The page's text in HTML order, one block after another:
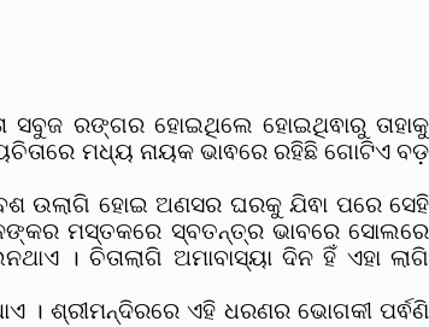
ସବୁଜ ରଙ୍ଗର ହୋଇଥିଲେ ହୋଇଥିଵାରୁ ତାହାକୁ
ମଧ୍ୟ ନାୟକ ଭାଵରେ ରହିଛି ଗୋଟିଏ ବଡ଼
ଉଲାଗି ହୋଇ ଅଣସର ଘରକୁ ଯିଵା ପରେ ସେହି
ମସ୍ତକରେ ସ୍ବତନ୍ତ୍ର ଭାବରେ ସୋଲରେ
। ଚିତାଲାଗି ଅମାବାସ୍ୟା ଦିନ ହିଁ ଏହା ଲାଗି
। ଶ୍ରୀମନ୍ଦିରରେ ଏହି ଧରଣର ଭୋଗକୀ ପର୍ଵଣି